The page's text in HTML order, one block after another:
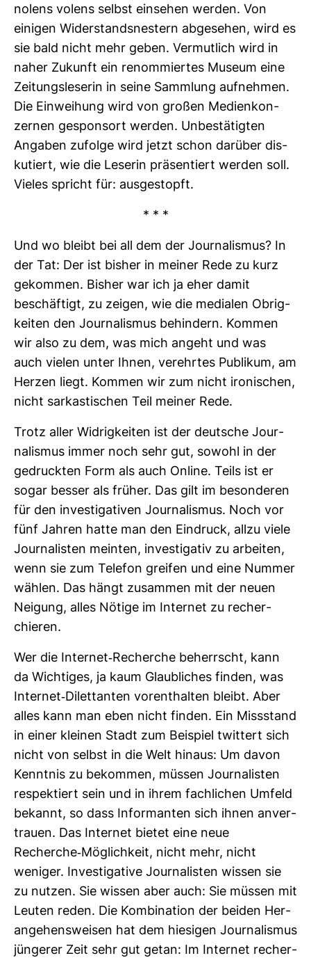
nolens volens selbst ein­sehen werden. Von
einigen Wider­stands­nes­tern abge­sehen, wird es
sie bald nicht mehr geben. Ver­mut­lich wird in
naher Zukunft ein renom­miertes Museum eine
Zei­tungs­le­serin in seine Samm­lung auf­nehmen.
Die Ein­wei­hung wird von großen Medi­en­kon­
zernen gespon­sort werden. Unbe­stä­tigten
Angaben zufolge wird jetzt schon dar­über dis­
ku­tiert, wie die Leserin prä­sen­tiert werden soll.
Vieles spricht für: aus­ge­stopft.
* * *
Und wo bleibt bei all dem der Jour­na­lismus? In
der Tat: Der ist bisher in meiner Rede zu kurz
gekommen. Bisher war ich ja eher damit
beschäf­tigt, zu zeigen, wie die medialen Obrig­
keiten den Jour­na­lismus behin­dern. Kommen
wir also zu dem, was mich angeht und was
auch vielen unter Ihnen, ver­ehrtes Publikum, am
Herzen liegt. Kommen wir zum nicht iro­ni­schen,
nicht sar­kas­ti­schen Teil meiner Rede.
Trotz aller Wid­rig­keiten ist der deut­sche Jour­
na­lismus immer noch sehr gut, sowohl in der
gedruckten Form als auch Online. Teils ist er
sogar besser als früher. Das gilt im beson­deren
für den inves­ti­ga­tiven Jour­na­lismus. Noch vor
fünf Jahren hatte man den Ein­druck, allzu viele
Jour­na­listen meinten, inves­ti­gativ zu arbeiten,
wenn sie zum Telefon greifen und eine Nummer
wählen. Das hängt zusammen mit der neuen
Nei­gung, alles Nötige im Internet zu recher­
chieren.
Wer die Internet-​Recherche beherrscht, kann
da Wich­tiges, ja kaum Glaub­li­ches finden, was
Internet-​Dilet­tanten vor­ent­halten bleibt. Aber
alles kann man eben nicht finden. Ein Miss­stand
in einer kleinen Stadt zum Bei­spiel twit­tert sich
nicht von selbst in die Welt hinaus: Um davon
Kenntnis zu bekommen, müssen Jour­na­listen
respek­tiert sein und in ihrem fach­li­chen Umfeld
bekannt, so dass Infor­manten sich ihnen anver­
trauen. Das Internet bietet eine neue
Recherche-​Mög­lich­keit, nicht mehr, nicht
weniger. Inves­ti­ga­tive Jour­na­listen wissen sie
zu nutzen. Sie wissen aber auch: Sie müssen mit
Leuten reden. Die Kom­bi­na­tion der beiden Her­
an­ge­hens­weisen hat dem hie­sigen Jour­na­lismus
jün­gerer Zeit sehr gut getan: Im Internet recher­